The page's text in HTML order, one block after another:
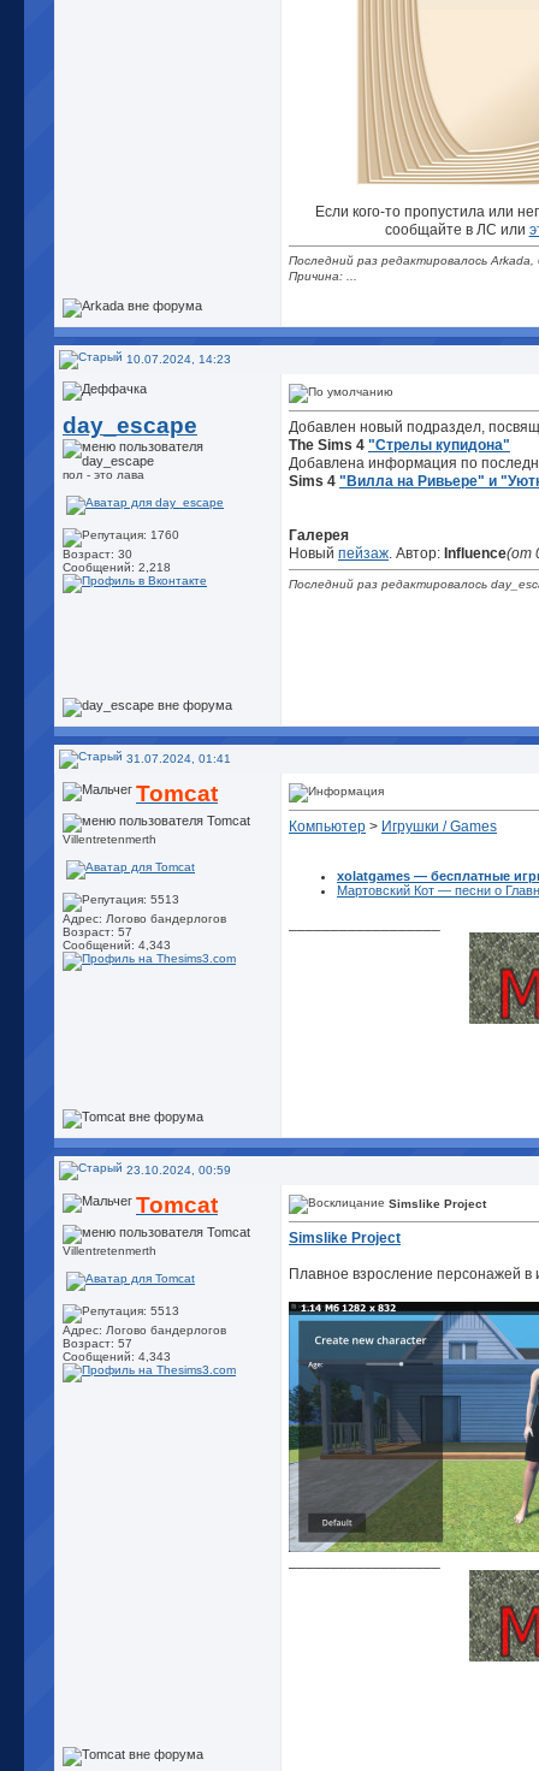
Если кого-то пропустила или
сообщайте в ЛС или
Последний раз редактировалось
Причина: ...
10.07.2024, 14:23
day_escape
пол - это лава
Возраст: 30
Сообщений: 2,218
Добавлен новый подраздел,
The Sims 4 "Стрелы купидона"
Добавлена информация по
Sims 4 "Вилла на Ривьере" и
Галерея
Новый пейзаж. Автор: Influence(от
Последний раз редактировалось
31.07.2024, 01:41
Tomcat
Villentretenmerth
Адрес: Логово бандерлогов
Возраст: 57
Сообщений: 4,343
Компьютер > Игрушки / Games
xolatgames — бесплатные
Мартовский Кот — песни о
23.10.2024, 00:59
Tomcat
Villentretenmerth
Адрес: Логово бандерлогов
Возраст: 57
Сообщений: 4,343
Simslike Project
Simslike Project
Плавное взросление персонажей в